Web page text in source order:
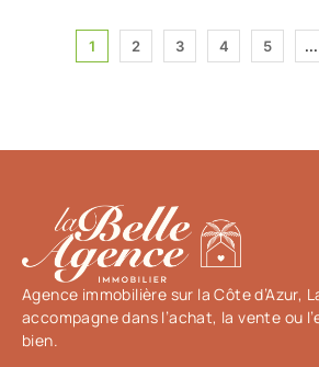
1 2 3 4 5 ...
Agence immobilière sur la Côte d’Azur,
accompagne dans l’achat, la vente ou
bien.